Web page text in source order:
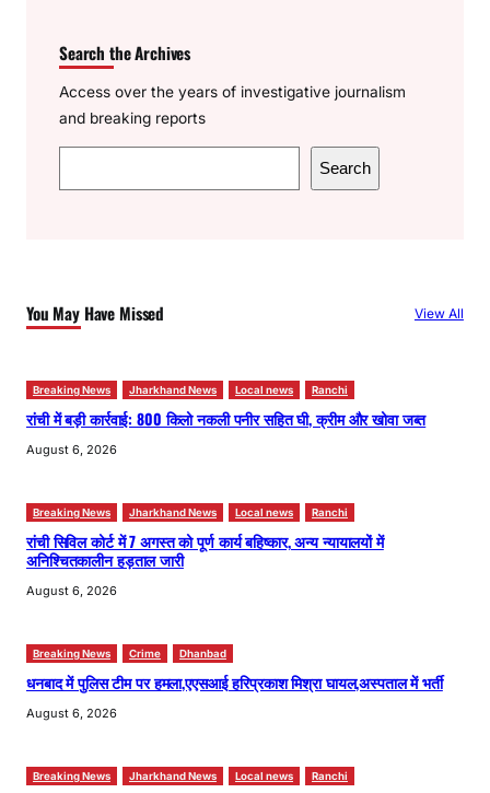
Search the Archives
Access over the years of investigative journalism
and breaking reports
e
h
Search
You May Have Missed View All
Breaking News Jharkhand News Local news Ranchi
रांची में बड़ी कार्रवाई: 800 किलो नकली पनीर सहित घी, क्रीम और खोवा जब्त
August 6, 2026
Breaking News Jharkhand News Local news Ranchi
रांची सिविल कोर्ट में 7 अगस्त को पूर्ण कार्य बहिष्कार, अन्य न्यायालयों में
अनिश्चितकालीन हड़ताल जारी
August 6, 2026
Breaking News Crime Dhanbad
धनबाद में पुलिस टीम पर हमला,एएसआई हरिप्रकाश मिश्रा घायल,अस्पताल में भर्ती
August 6, 2026
Breaking News Jharkhand News Local news Ranchi